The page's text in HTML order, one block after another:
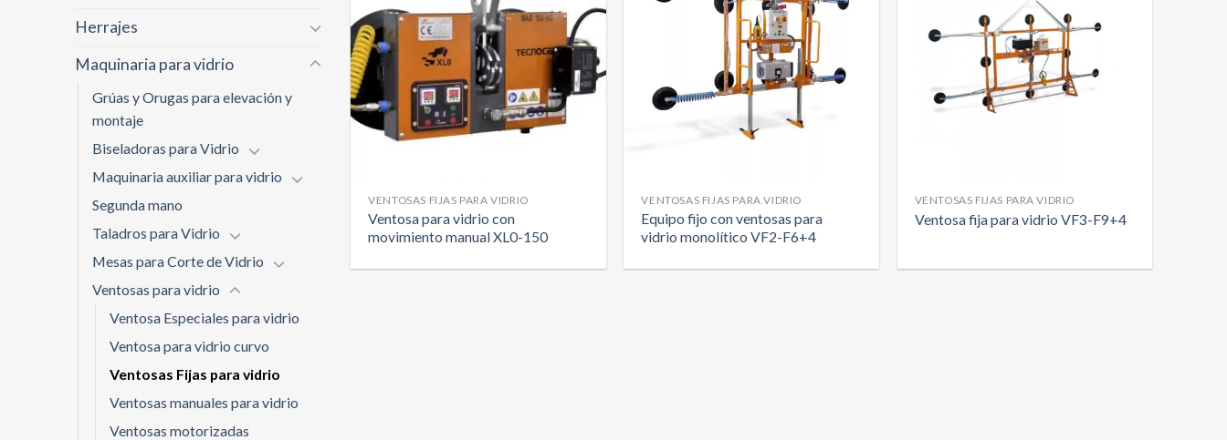
Herrajes
Maquinaria para vidrio
Grúas y Orugas para elevación y
montaje
Biseladoras para Vidrio
Maquinaria auxiliar para vidrio
Segunda mano
Taladros para Vidrio
Mesas para Corte de Vidrio
Ventosas para vidrio
Ventosa Especiales para vidrio
Ventosa para vidrio curvo
Ventosas Fijas para vidrio
Ventosas manuales para vidrio
Ventosas motorizadas
VENTOSAS FIJAS PARA VIDRIO
Ventosa para vidrio con
movimiento manual XL0-150
VENTOSAS FIJAS PARA VIDRIO
Equipo fijo con ventosas para
vidrio monolítico VF2-F6+4
VENTOSAS FIJAS PARA VIDRIO
Ventosa fija para vidrio VF3-F9+4